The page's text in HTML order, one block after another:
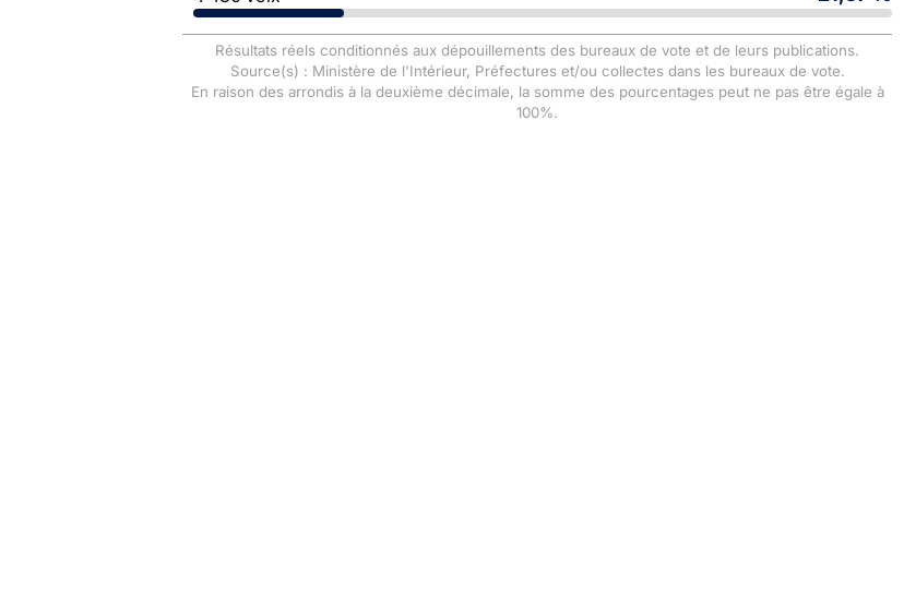
Résultats réels conditionnés aux dépouillements des bureaux de vote et de leurs publications.
Source(s) : Ministère de l'Intérieur, Préfectures et/ou collectes dans les bureaux de vote.
En raison des arrondis à la deuxième décimale, la somme des pourcentages peut ne pas être égale à
100%.